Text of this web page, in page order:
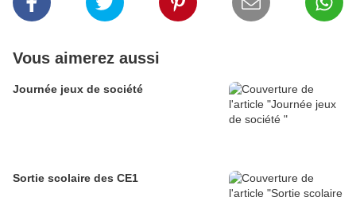
Vous aimerez aussi
Journée jeux de société
Sortie scolaire des CE1